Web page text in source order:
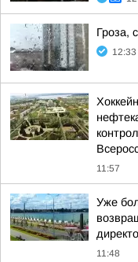
Гроза,
12:33
11:57
Уже
11:48